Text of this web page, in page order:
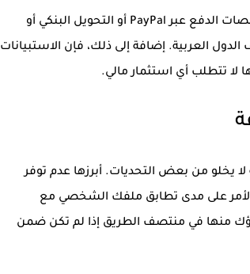
ميزة أخرى مهمة هي تنوع طرق السحب، حيث توفر أغلب المنصات الدفع عبر PayPal أو التحويل البنكي أو
العربية. إضافة إلى ذلك، فإن الاستبيانات
لا تتطلب أي استثمار مالي.
لا يخلو من بعض التحديات. أبرزها عدم توفر
على مدى تطابق ملفك الشخصي مع
منها في منتصف الطريق إذا لم تكن ضمن